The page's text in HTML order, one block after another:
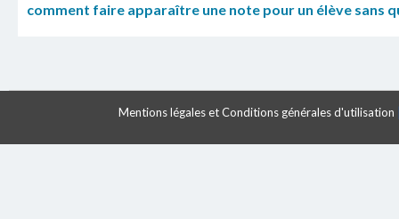
comment faire apparaître une note pour un élève sans
Mentions légales et Conditions générales d'utilisation